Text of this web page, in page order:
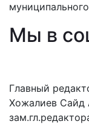
Мы в
Главный
Хожалиев Сайд